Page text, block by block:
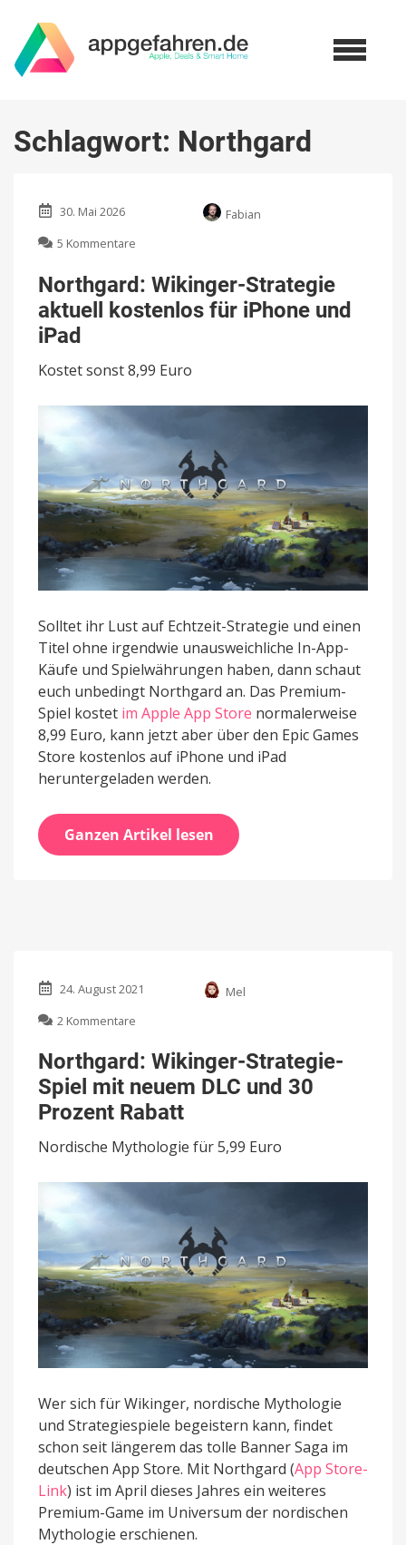
Schlagwort: Northgard
30. Mai 2026
Fabian
5 Kommentare
Wikinger-
Strategie
aktuell
iPhone
und
Northgard: Wikinger-Strategie
aktuell kostenlos für iPhone und
iPad
Kostet sonst 8,99 Euro
Solltet ihr Lust auf Echtzeit-Strategie und einen
Titel ohne irgendwie unausweichliche In-App-
Käufe und Spielwährungen haben, dann schaut
euch unbedingt Northgard an. Das Premium-
Spiel kostet im Apple App Store normalerweise
8,99 Euro, kann jetzt aber über den Epic Games
Store kostenlos auf iPhone und iPad
heruntergeladen werden.
Ganzen Artikel lesen
24. August 2021
Mel
2 Kommentare
Wikinger-
Strategie-
Spiel
mit
neuem
DLC
Rabatt
Northgard: Wikinger-Strategie-
Spiel mit neuem DLC und 30
Prozent Rabatt
Nordische Mythologie für 5,99 Euro
Wer sich für Wikinger, nordische Mythologie
und Strategiespiele begeistern kann, findet
schon seit längerem das tolle Banner Saga im
deutschen App Store. Mit Northgard (App Store-
Link) ist im April dieses Jahres ein weiteres
Premium-Game im Universum der nordischen
Mythologie erschienen.